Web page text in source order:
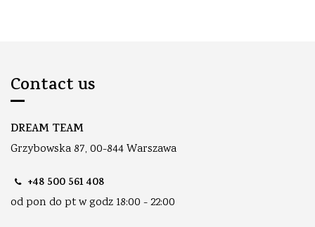
Contact us
DREAM TEAM
Grzybowska 87, 00-844 Warszawa
+48 500 561 408
od pon do pt w godz 18:00 - 22:00